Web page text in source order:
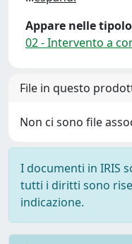
Appare nelle
02 - Intervento a
File in questo
Non ci sono file
I documenti in IRIS
tutti i diritti sono
indicazione.